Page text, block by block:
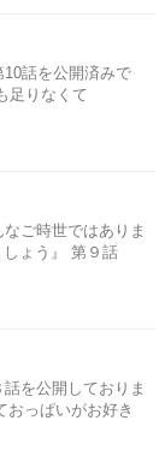
10話を公開済みで
足りなくて
ご時世ではありま
しょう』 第９話
を公開しておりま
っぱいがお好き